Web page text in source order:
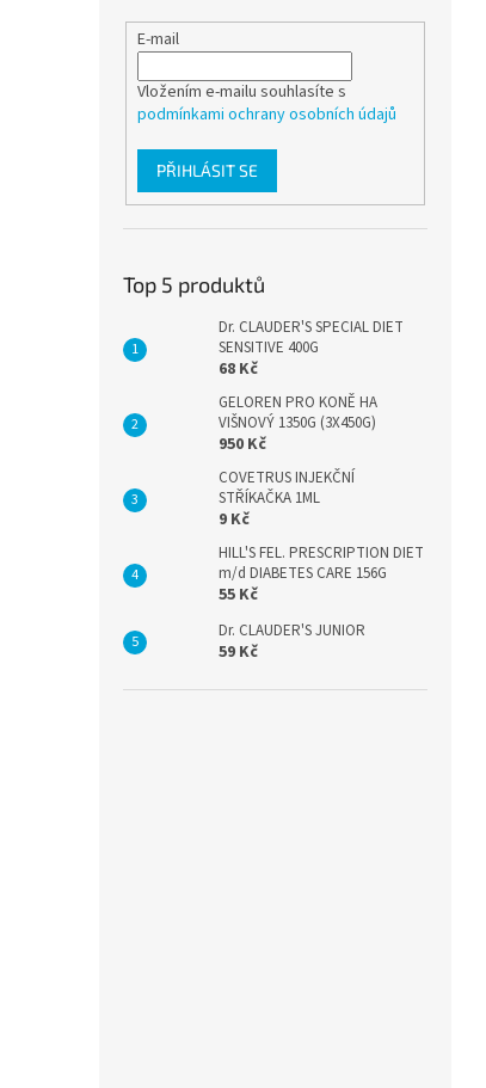
E-mail
Vložením e-mailu souhlasíte s
podmínkami ochrany osobních údajů
PŘIHLÁSIT SE
Top 5 produktů
Dr. CLAUDER'S SPECIAL DIET
SENSITIVE 400G
68 Kč
GELOREN PRO KONĚ HA
VIŠNOVÝ 1350G (3X450G)
950 Kč
COVETRUS INJEKČNÍ
STŘÍKAČKA 1ML
9 Kč
HILL'S FEL. PRESCRIPTION DIET
m/d DIABETES CARE 156G
55 Kč
Dr. CLAUDER'S JUNIOR
59 Kč